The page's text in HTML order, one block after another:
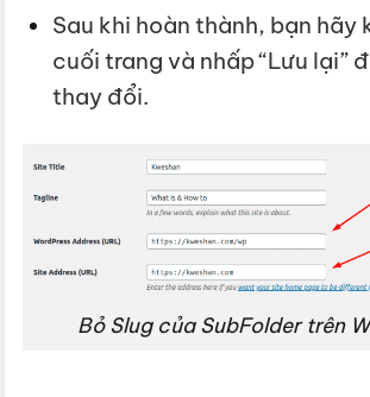
Sau khi hoàn thành, bạn hãy
cuối trang và nhấp “Lưu lại”
thay đổi.
Bỏ Slug của SubFolder trên